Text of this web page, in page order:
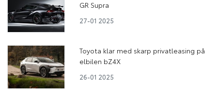
GR Supra
27-01 2025
Toyota klar med skarp privatleasing på
elbilen bZ4X
26-01 2025